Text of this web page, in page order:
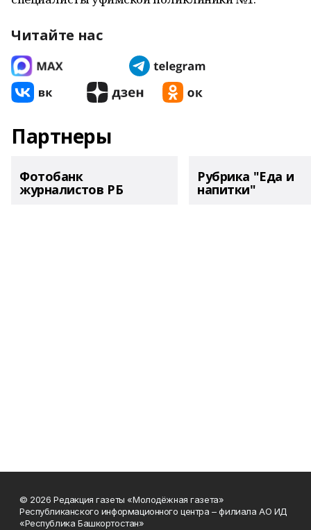
Читайте нас
Партнеры
Фотобанк
журналистов РБ
Рубрика "Еда и
напитки"
© 2026 Редакция газеты «Молодёжная газета»
Республиканского информационного центра – филиала АО ИД
«Республика Башкортостан»